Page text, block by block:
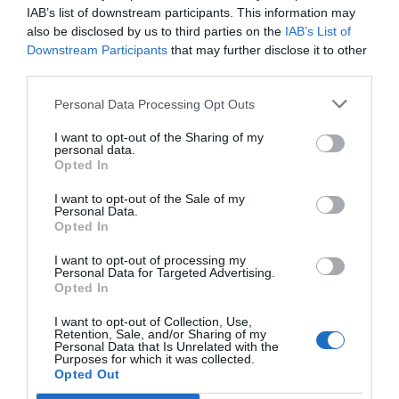
IAB’s list of downstream participants. This information may
also be disclosed by us to third parties on the IAB’s List of
Downstream Participants that may further disclose it to other
Personal Data Processing Opt Outs
I want to opt-out of the Sharing of my
personal data.
Opted In
I want to opt-out of the Sale of my
Personal Data.
Opted In
I want to opt-out of processing my
Personal Data for Targeted Advertising.
Opted In
I want to opt-out of Collection, Use,
Retention, Sale, and/or Sharing of my
Personal Data that Is Unrelated with the
Purposes for which it was collected.
Opted Out
través de materials divulgatius, se’ls insta a
participar activament en el procés
d’aprenentatge, principalment mitjançant tres
tria, no canviar de llengua automàticament i fer
preguntes senzilles al comerciant. Ser conscients
de l’interès dels botiguers per aprendre l’idioma
d’ajudar-los en el procés.
Durant el 2022, quan el projecte es va consolidar,
117 establiments i 222 comerciants se’n van
s’hi han acollit, principalment bars, fruiteries i
botigues de queviures, una cinquantena són
supermercats franquiciats d’una gran cadena.